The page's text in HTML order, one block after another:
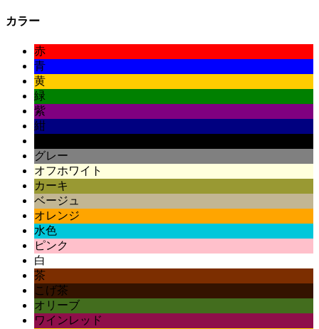
カラー
赤
青
黄
緑
紫
紺
グレー
オフホワイト
カーキ
ベージュ
オレンジ
水色
ピンク
白
茶
こげ茶
オリーブ
ワインレッド